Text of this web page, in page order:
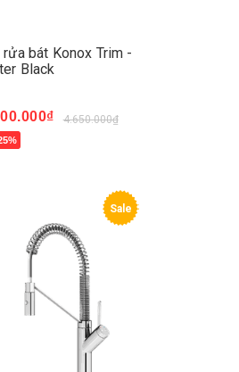
rửa bát Konox Trim -
Black
4.650.000₫
ngay
Sale